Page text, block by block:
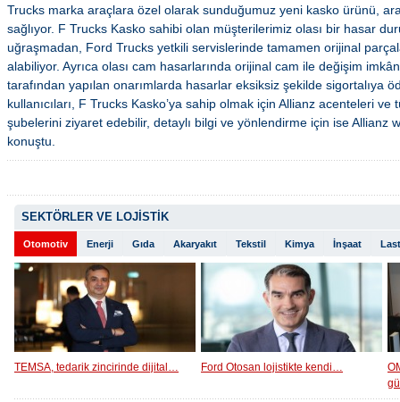
Trucks marka araçlara özel olarak sunduğumuz yeni kasko ürünü,
sağlıyor. F Trucks Kasko sahibi olan müşterilerimiz olası bir hasar
uğraşmadan, Ford Trucks yetkili servislerinde tamamen orijinal
alabiliyor. Ayrıca olası cam hasarlarında orijinal cam ile değişim
tarafından yapılan onarımlarda hasarlar eksiksiz şekilde sigortalıya
kullanıcıları, F Trucks Kasko’ya sahip olmak için Allianz acenteleri ve
şubelerini ziyaret edebilir, detaylı bilgi ve yönlendirme için ise Allianz
konuştu.
SEKTÖRLER VE LOJİSTİK
Otomotiv Enerji Gıda Akaryakıt Tekstil Kimya İnşaat
TEMSA, tedarik zincirinde dijital… Ford Otosan lojistikte kendi…